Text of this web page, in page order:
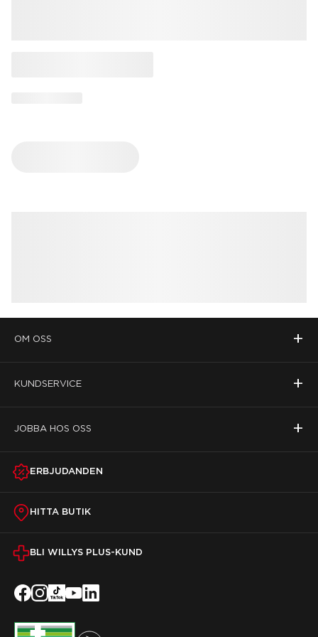
OM OSS +
KUNDSERVICE +
JOBBA HOS OSS +
ERBJUDANDEN
HITTA BUTIK
BLI WILLYS PLUS-KUND